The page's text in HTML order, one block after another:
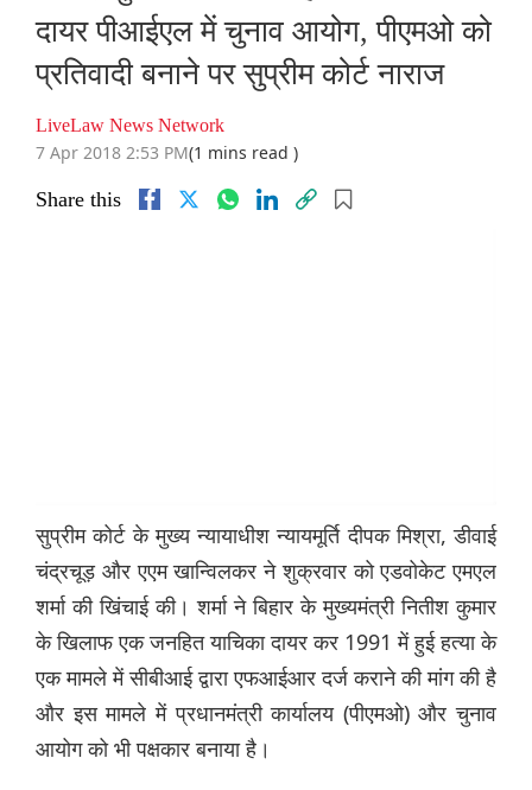
दायर पीआईएल में चुनाव आयोग, पीएमओ को
प्रतिवादी बनाने पर सुप्रीम कोर्ट नाराज
LiveLaw News Network
7 Apr 2018 2:53 PM(1 mins read )
Share this
सुप्रीम कोर्ट के मुख्य न्यायाधीश न्यायमूर्ति दीपक मिश्रा, डीवाई
चंद्रचूड़ और एएम खान्विलकर ने शुक्रवार को एडवोकेट एमएल
शर्मा की खिंचाई की। शर्मा ने बिहार के मुख्यमंत्री नितीश कुमार
के खिलाफ एक जनहित याचिका दायर कर 1991 में हुई हत्या के
एक मामले में सीबीआई द्वारा एफआईआर दर्ज कराने की मांग की है
और इस मामले में प्रधानमंत्री कार्यालय (पीएमओ) और चुनाव
आयोग को भी पक्षकार बनाया है।